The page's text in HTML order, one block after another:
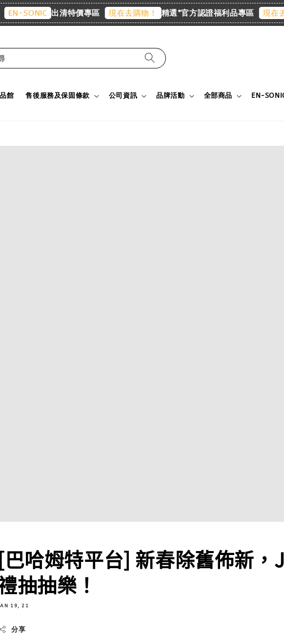
SONIC 出清特價專區 現在去購物！ 精選*官方認證福利品專區 現在去
館 售後服務及保固條款 公司資訊 品牌活動 全部商品 EN-
[巴哈姆特平台] 新春除舊佈新
抽抽樂！
19, 21
分享